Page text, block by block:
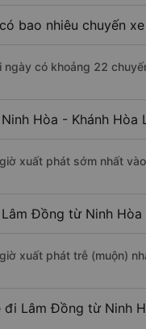
bao nhiêu chuyến
ngày có khoảng 22
Hòa - Khánh
xuất phát sớm nhất
Đồng từ Ninh
xuất phát trễ (muộn)
đi Lâm Đồng từ Ninh